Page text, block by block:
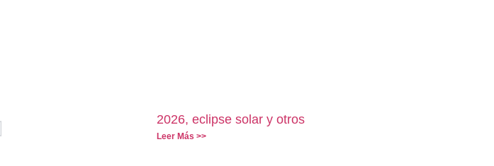
2026, eclipse solar y otros
Leer Más >>